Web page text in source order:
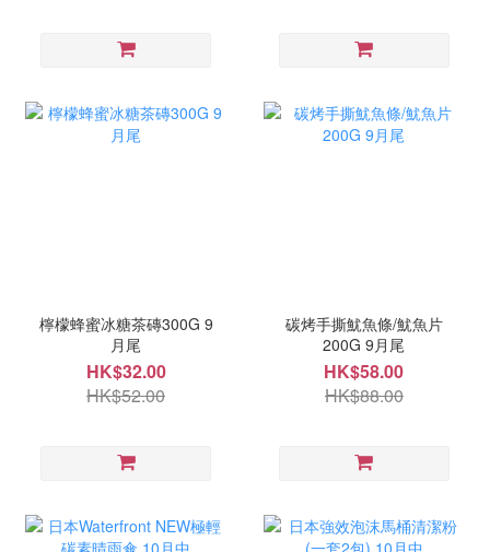
檸檬蜂蜜冰糖茶磚300G 9
月尾
HK$32.00
HK$52.00
碳烤手撕魷魚條/魷魚片
200G 9月尾
HK$58.00
HK$88.00